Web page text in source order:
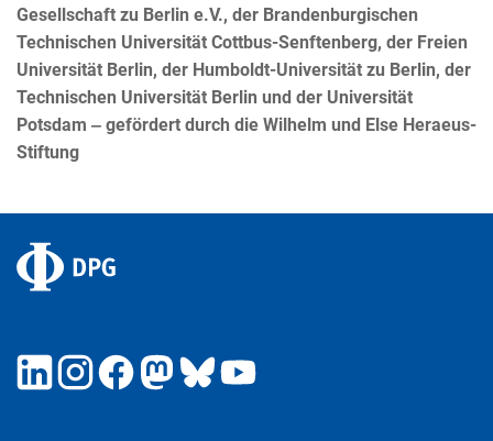
Gesellschaft zu Berlin e.V., der Brandenburgischen
Technischen Universität Cottbus-Senftenberg, der Freien
Universität Berlin, der Humboldt-Universität zu Berlin, der
Technischen Universität Berlin und der Universität
Potsdam ‒ gefördert durch die Wilhelm und Else Heraeus-
Stiftung